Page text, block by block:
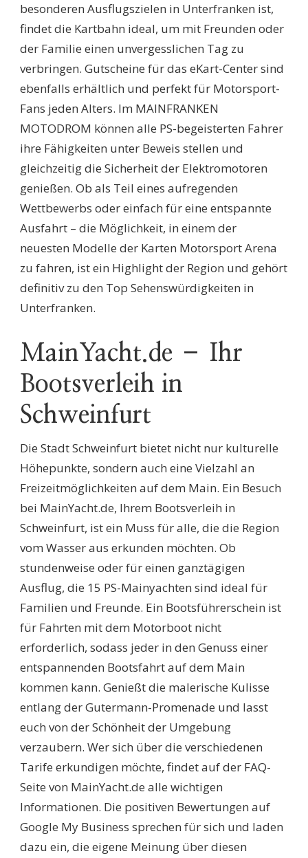
besonderen Ausflugszielen in Unterfranken ist,
findet die Kartbahn ideal, um mit Freunden oder
der Familie einen unvergesslichen Tag zu
verbringen. Gutscheine für das eKart-Center sind
ebenfalls erhältlich und perfekt für Motorsport-
Fans jeden Alters. Im MAINFRANKEN
MOTODROM können alle PS-begeisterten Fahrer
ihre Fähigkeiten unter Beweis stellen und
gleichzeitig die Sicherheit der Elektromotoren
genießen. Ob als Teil eines aufregenden
Wettbewerbs oder einfach für eine entspannte
Ausfahrt – die Möglichkeit, in einem der
neuesten Modelle der Karten Motorsport Arena
zu fahren, ist ein Highlight der Region und gehört
definitiv zu den Top Sehenswürdigkeiten in
Unterfranken.
MainYacht.de – Ihr
Bootsverleih in
Schweinfurt
Die Stadt Schweinfurt bietet nicht nur kulturelle
Höhepunkte, sondern auch eine Vielzahl an
Freizeitmöglichkeiten auf dem Main. Ein Besuch
bei MainYacht.de, Ihrem Bootsverleih in
Schweinfurt, ist ein Muss für alle, die die Region
vom Wasser aus erkunden möchten. Ob
stundenweise oder für einen ganztägigen
Ausflug, die 15 PS-Mainyachten sind ideal für
Familien und Freunde. Ein Bootsführerschein ist
für Fahrten mit dem Motorboot nicht
erforderlich, sodass jeder in den Genuss einer
entspannenden Bootsfahrt auf dem Main
kommen kann. Genießt die malerische Kulisse
entlang der Gutermann-Promenade und lasst
euch von der Schönheit der Umgebung
verzaubern. Wer sich über die verschiedenen
Tarife erkundigen möchte, findet auf der FAQ-
Seite von MainYacht.de alle wichtigen
Informationen. Die positiven Bewertungen auf
Google My Business sprechen für sich und laden
dazu ein, die eigene Meinung über diesen